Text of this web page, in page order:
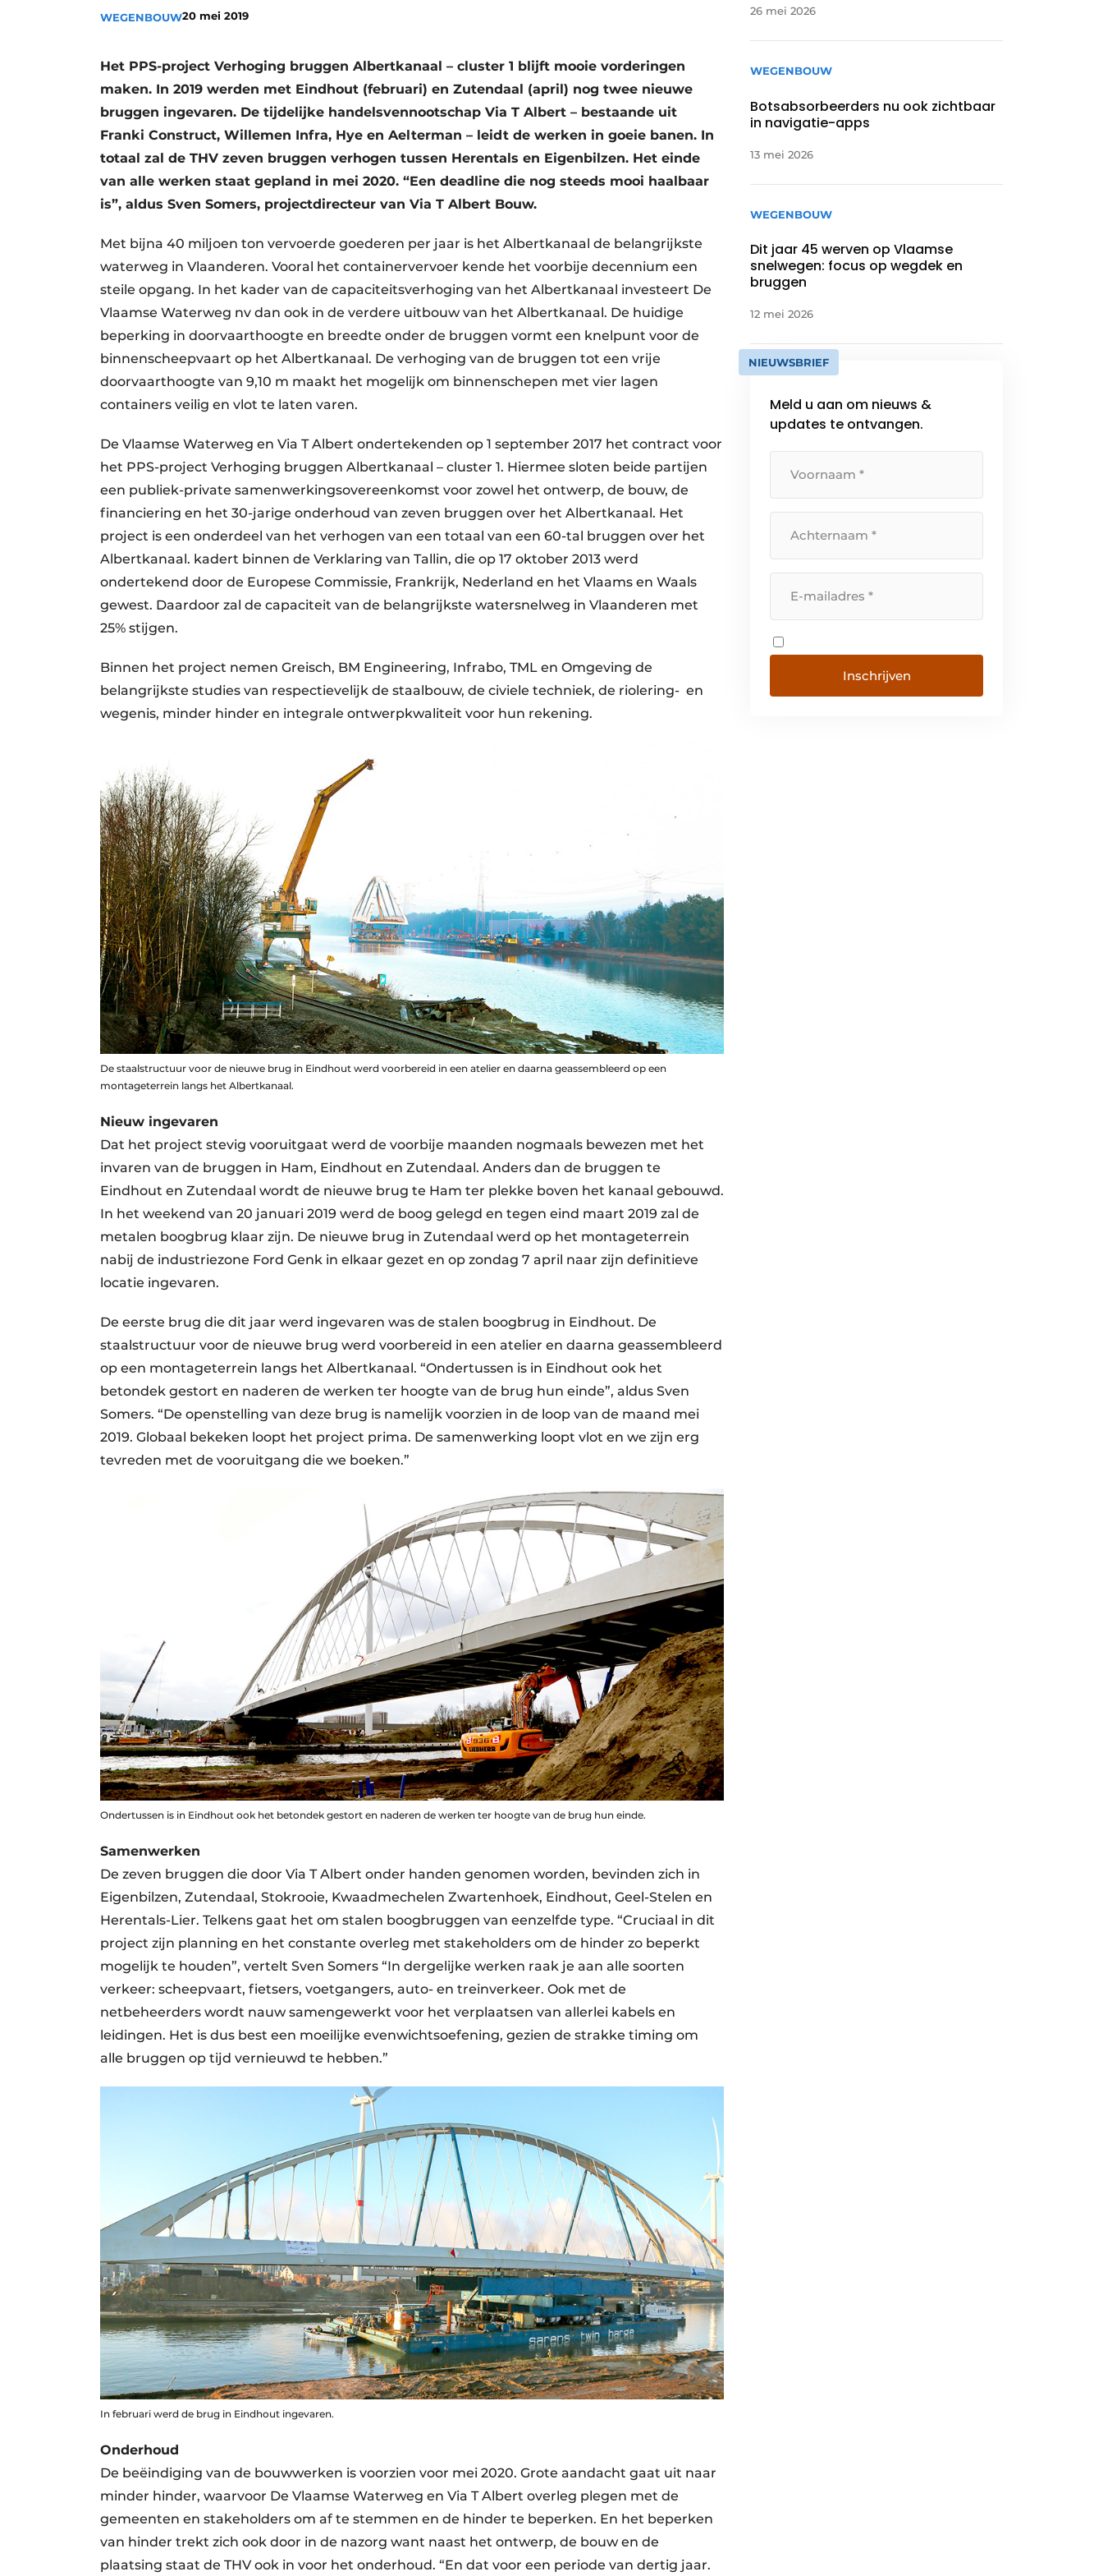
Vacatures
WEGENBOUW20 mei 2019
Het PPS-project Verhoging bruggen Albertkanaal – cluster 1 blijft mooie vorderingen
maken. In 2019 werden met Eindhout (februari) en Zutendaal (april) nog twee nieuwe
bruggen ingevaren. De tijdelijke handelsvennootschap Via T Albert – bestaande uit
Franki Construct, Willemen Infra, Hye en Aelterman – leidt de werken in goeie banen. In
totaal zal de THV zeven bruggen verhogen tussen Herentals en Eigenbilzen. Het einde
van alle werken staat gepland in mei 2020. “Een deadline die nog steeds mooi haalbaar
is”, aldus Sven Somers, projectdirecteur van Via T Albert Bouw.
Met bijna 40 miljoen ton vervoerde goederen per jaar is het Albertkanaal de belangrijkste
waterweg in Vlaanderen. Vooral het containervervoer kende het voorbije decennium een
steile opgang. In het kader van de capaciteitsverhoging van het Albertkanaal investeert De
Vlaamse Waterweg nv dan ook in de verdere uitbouw van het Albertkanaal. De huidige
beperking in doorvaarthoogte en breedte onder de bruggen vormt een knelpunt voor de
binnenscheepvaart op het Albertkanaal. De verhoging van de bruggen tot een vrije
doorvaarthoogte van 9,10 m maakt het mogelijk om binnenschepen met vier lagen
containers veilig en vlot te laten varen.
De Vlaamse Waterweg en Via T Albert ondertekenden op 1 september 2017 het contract voor
het PPS-project Verhoging bruggen Albertkanaal – cluster 1. Hiermee sloten beide partijen
een publiek-private samenwerkingsovereenkomst voor zowel het ontwerp, de bouw, de
financiering en het 30-jarige onderhoud van zeven bruggen over het Albertkanaal. Het
project is een onderdeel van het verhogen van een totaal van een 60-tal bruggen over het
Albertkanaal. kadert binnen de Verklaring van Tallin, die op 17 oktober 2013 werd
ondertekend door de Europese Commissie, Frankrijk, Nederland en het Vlaams en Waals
gewest. Daardoor zal de capaciteit van de belangrijkste watersnelweg in Vlaanderen met
25% stijgen.
Binnen het project nemen Greisch, BM Engineering, Infrabo, TML en Omgeving de
belangrijkste studies van respectievelijk de staalbouw, de civiele techniek, de riolering- en
wegenis, minder hinder en integrale ontwerpkwaliteit voor hun rekening.
De staalstructuur voor de nieuwe brug in Eindhout werd voorbereid in een atelier en daarna geassembleerd op een
montageterrein langs het Albertkanaal.
Nieuw ingevaren
Dat het project stevig vooruitgaat werd de voorbije maanden nogmaals bewezen met het
invaren van de bruggen in Ham, Eindhout en Zutendaal. Anders dan de bruggen te
Eindhout en Zutendaal wordt de nieuwe brug te Ham ter plekke boven het kanaal gebouwd.
In het weekend van 20 januari 2019 werd de boog gelegd en tegen eind maart 2019 zal de
metalen boogbrug klaar zijn. De nieuwe brug in Zutendaal werd op het montageterrein
nabij de industriezone Ford Genk in elkaar gezet en op zondag 7 april naar zijn definitieve
locatie ingevaren.
De eerste brug die dit jaar werd ingevaren was de stalen boogbrug in Eindhout. De
staalstructuur voor de nieuwe brug werd voorbereid in een atelier en daarna geassembleerd
op een montageterrein langs het Albertkanaal. “Ondertussen is in Eindhout ook het
betondek gestort en naderen de werken ter hoogte van de brug hun einde”, aldus Sven
Somers. “De openstelling van deze brug is namelijk voorzien in de loop van de maand mei
2019. Globaal bekeken loopt het project prima. De samenwerking loopt vlot en we zijn erg
tevreden met de vooruitgang die we boeken.”
Ondertussen is in Eindhout ook het betondek gestort en naderen de werken ter hoogte van de brug hun einde.
Samenwerken
De zeven bruggen die door Via T Albert onder handen genomen worden, bevinden zich in
Eigenbilzen, Zutendaal, Stokrooie, Kwaadmechelen Zwartenhoek, Eindhout, Geel-Stelen en
Herentals-Lier. Telkens gaat het om stalen boogbruggen van eenzelfde type. “Cruciaal in dit
project zijn planning en het constante overleg met stakeholders om de hinder zo beperkt
mogelijk te houden”, vertelt Sven Somers “In dergelijke werken raak je aan alle soorten
verkeer: scheepvaart, fietsers, voetgangers, auto- en treinverkeer. Ook met de
netbeheerders wordt nauw samengewerkt voor het verplaatsen van allerlei kabels en
leidingen. Het is dus best een moeilijke evenwichtsoefening, gezien de strakke timing om
alle bruggen op tijd vernieuwd te hebben.”
In februari werd de brug in Eindhout ingevaren.
Onderhoud
De beëindiging van de bouwwerken is voorzien voor mei 2020. Grote aandacht gaat uit naar
minder hinder, waarvoor De Vlaamse Waterweg en Via T Albert overleg plegen met de
gemeenten en stakeholders om af te stemmen en de hinder te beperken. En het beperken
van hinder trekt zich ook door in de nazorg want naast het ontwerp, de bouw en de
plaatsing staat de THV ook in voor het onderhoud. “En dat voor een periode van dertig jaar.
26 mei 2026
WEGENBOUW
Botsabsorbeerders nu ook zichtbaar
in navigatie-apps
13 mei 2026
WEGENBOUW
Dit jaar 45 werven op Vlaamse
snelwegen: focus op wegdek en
bruggen
12 mei 2026
NIEUWSBRIEF
Meld u aan om nieuws &
updates te ontvangen.
Inschrijven